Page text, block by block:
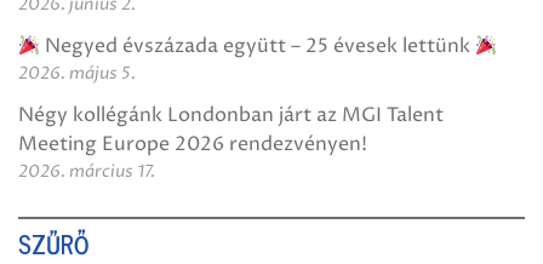
Negyed évszázada együtt – 25 évesek lettünk
2026. május 5.
Négy kollégánk Londonban járt az MGI Talent
Meeting Europe 2026 rendezvényen!
2026. március 17.
SZŰRŐ